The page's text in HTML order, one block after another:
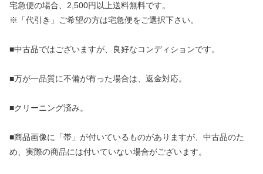
宅急便の場合、2,500円以上送料無料です。
※「代引き」ご希望の方は宅急便をご選択下さい。
■中古品ではございますが、良好なコンディションです。
■万が一品質に不備が有った場合は、返金対応。
■クリーニング済み。
■商品画像に「帯」が付いているものがありますが、中古品のた
め、実際の商品には付いていない場合がございます。